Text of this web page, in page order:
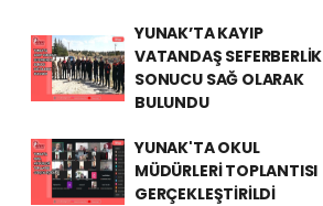
YUNAK’TA KAYIP
VATANDAŞ SEFERBERLİK
SONUCU SAĞ OLARAK
BULUNDU
YUNAK'TA OKUL
MÜDÜRLERİ TOPLANTISI
GERÇEKLEŞTİRİLDİ